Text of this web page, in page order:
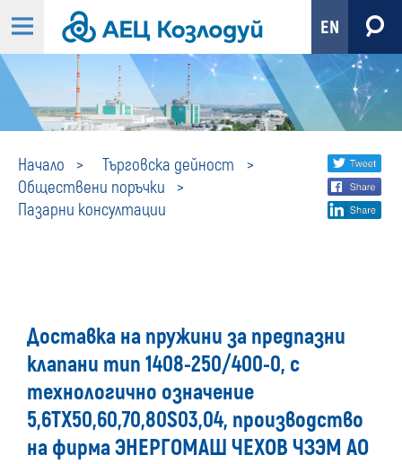
EN
Начало
Търговска дейност
Обществени поръчки
Пазарни консултации
Пазарни
консултации
Share
social
Доставка на пружини за предпазни
клапани тип 1408-250/400-0, с
технологично означение
5,6TX50,60,70,80S03,04, производство
на фирма ЭНЕРГОМАШ ЧЕХОВ ЧЗЭМ АО